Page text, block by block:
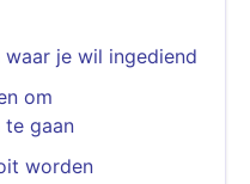
je wil ingediend
om
te gaan
worden